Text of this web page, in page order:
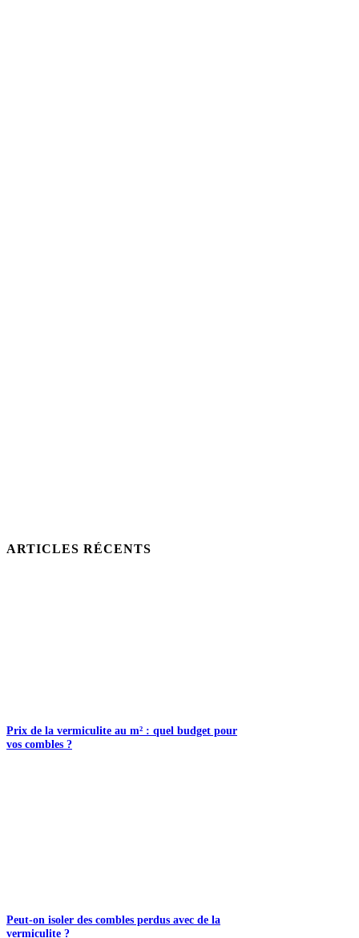
ARTICLES RÉCENTS
Prix de la vermiculite au m² : quel budget pour
vos combles ?
Peut-on isoler des combles perdus avec de la
vermiculite ?